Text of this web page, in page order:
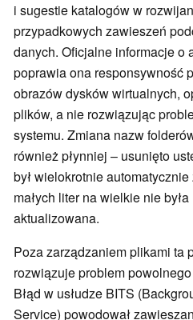
i sugestie katalogów w
przypadkowych zawieszeń
danych. Oficjalne informacje o
poprawia ona responsywność
obrazów dysków wirtualnych,
plików, a nie rozwiązując
systemu. Zmiana nazw
również płynniej – usunięto
był wielokrotnie
małych liter na wielkie nie
aktualizowana.
Poza zarządzaniem plikami ta
rozwiązuje problem
Błąd w usłudze BITS
Service) powodował